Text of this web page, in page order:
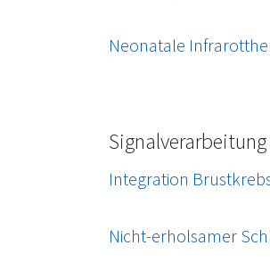
Neonatale
Integration
Nicht-erholsamer